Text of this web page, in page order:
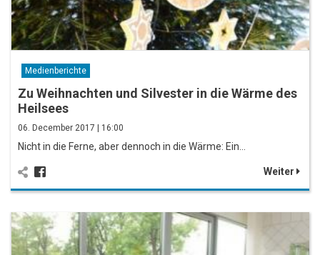
Medienberichte
Zu Weihnachten und Silvester in die Wärme des
Heilsees
06. December 2017 | 16:00
Nicht in die Ferne, aber dennoch in die Wärme: Ein…
Weiter